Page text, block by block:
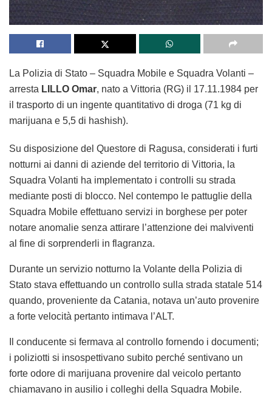
La Polizia di Stato – Squadra Mobile e Squadra Volanti –
arresta LILLO Omar, nato a Vittoria (RG) il 17.11.1984 per
il trasporto di un ingente quantitativo di droga (71 kg di
marijuana e 5,5 di hashish).
Su disposizione del Questore di Ragusa, considerati i furti
notturni ai danni di aziende del territorio di Vittoria, la
Squadra Volanti ha implementato i controlli su strada
mediante posti di blocco. Nel contempo le pattuglie della
Squadra Mobile effettuano servizi in borghese per poter
notare anomalie senza attirare l’attenzione dei malviventi
al fine di sorprenderli in flagranza.
Durante un servizio notturno la Volante della Polizia di
Stato stava effettuando un controllo sulla strada statale 514
quando, proveniente da Catania, notava un’auto provenire
a forte velocità pertanto intimava l’ALT.
Il conducente si fermava al controllo fornendo i documenti;
i poliziotti si insospettivano subito perché sentivano un
forte odore di marijuana provenire dal veicolo pertanto
chiamavano in ausilio i colleghi della Squadra Mobile.